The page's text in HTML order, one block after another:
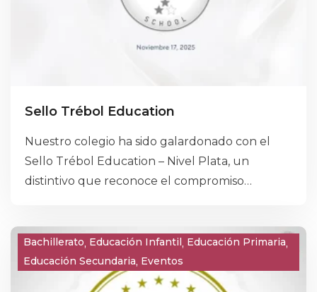
Sello Trébol Education
Nuestro colegio ha sido galardonado con el
Sello Trébol Education – Nivel Plata, un
distintivo que reconoce el compromiso
innovadoras en el ámbito educativo. Este logro
representa un importante avance en nuestro
proyecto formativo y confirma el trabajo
Bachillerato Educación Infantil Educación Primaria
Educación Secundaria Eventos